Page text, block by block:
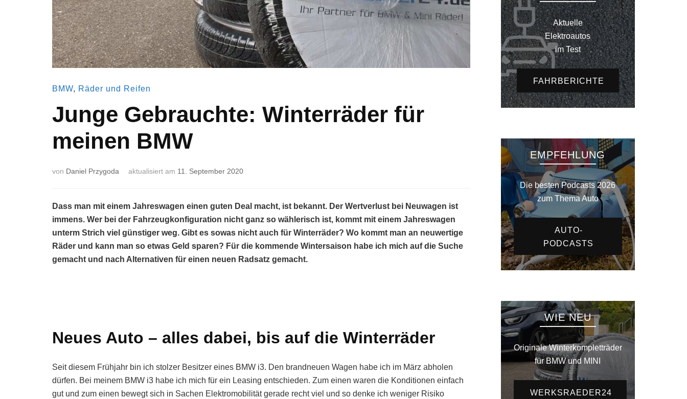
BMW, Räder und Reifen
Junge Gebrauchte: Winterräder für
meinen BMW
von Daniel Przygoda aktualisiert am 11. September 2020
Dass man mit einem Jahreswagen einen guten Deal macht, ist bekannt. Der Wertverlust bei Neuwagen ist
immens. Wer bei der Fahrzeugkonfiguration nicht ganz so wählerisch ist, kommt mit einem Jahreswagen
unterm Strich viel günstiger weg. Gibt es sowas nicht auch für Winterräder? Wo kommt man an neuwertige
Räder und kann man so etwas Geld sparen? Für die kommende Wintersaison habe ich mich auf die Suche
gemacht und nach Alternativen für einen neuen Radsatz gemacht.
Neues Auto – alles dabei, bis auf die Winterräder
Seit diesem Frühjahr bin ich stolzer Besitzer eines BMW i3. Den brandneuen Wagen habe ich im März abholen
dürfen. Bei meinem BMW i3 habe ich mich für ein Leasing entschieden. Zum einen waren die Konditionen einfach
gut und zum einen bewegt sich in Sachen Elektromobilität gerade recht viel und so denke ich weniger Risiko
Aktuelle
Elektroautos
im Test
FAHRBERICHTE
EMPFEHLUNG
Die besten Podcasts 2026
zum Thema Auto
AUTO-
PODCASTS
WIE NEU
Originale Winterkompletträder
für BMW und MINI
WERKSRAEDER24